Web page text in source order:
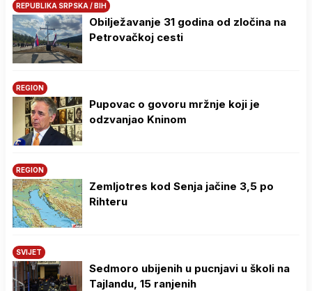
REPUBLIKA SRPSKA / BIH
Obilježavanje 31 godina od zločina na
Petrovačkoj cesti
REGION
Pupovac o govoru mržnje koji je
odzvanjao Kninom
REGION
Zemljotres kod Senja jačine 3,5 po
Rihteru
SVIJET
Sedmoro ubijenih u pucnjavi u školi na
Tajlandu, 15 ranjenih